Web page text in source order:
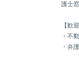
護士
【歓迎
・不
・弁